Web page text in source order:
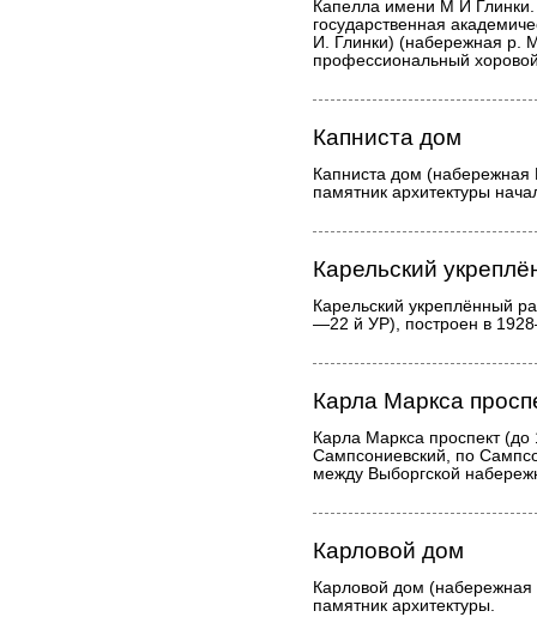
Капелла имени М И Глинки.
государственная
И. Глинки) (набережная р.
профессиональный
Капниста дом
Капниста дом (набережная
памятник архитектуры
Карельский
Карельский укреплённый
—22 й УР), построен в
Карла Маркса
Карла Маркса проспект
Сампсониевский, по
между Выборгской
Карловой дом
Карловой дом
памятник архитектуры.